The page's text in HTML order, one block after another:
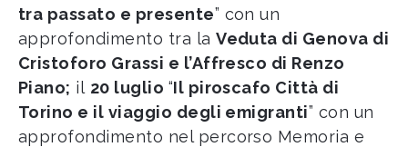
tra passato e presente” con un
approfondimento tra laVeduta di Genova di
Cristoforo Grassi e l’Affresco di Renzo
Piano; il 20 luglio “Il piroscafo Città di
Torino e il viaggio degli emigranti” con un
approfondimento nel percorso Memoria e